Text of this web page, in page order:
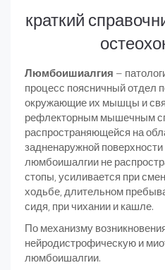
краткий
Люмбоишиалгия –
процесс поясничный отдел
окружающие их мышцы и
рефлекторным мышечным
распространяющейся на
задненаружной
люмбоишалгии не
стопы, усиливается при
ходьбе, длительном
сидя, при чихании и кашле.
По механизму
нейродистрофическую и
люмбоишалгии.